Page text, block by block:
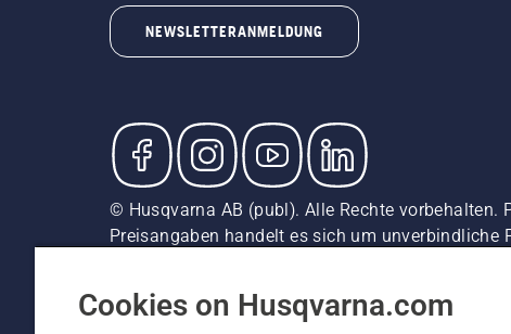
NEWSLETTERANMELDUNG
© Husqvarna AB (publ). Alle Rechte vorbehalten.
Preisangaben handelt es sich um unverbindliche
unverbindliche Preisempfehlungen (inkl. MwSt),
Cookie-Richtlinie Nutzungsbedingungen
Cookies on Husqvarna.com